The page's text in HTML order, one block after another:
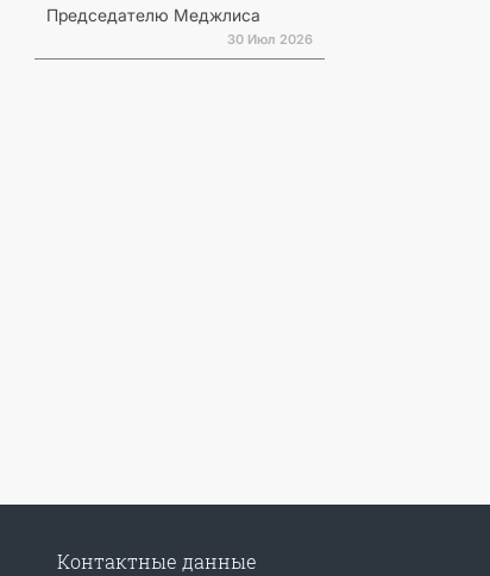
Председателю Меджлиса
30 Июл 2026
Контактные данные